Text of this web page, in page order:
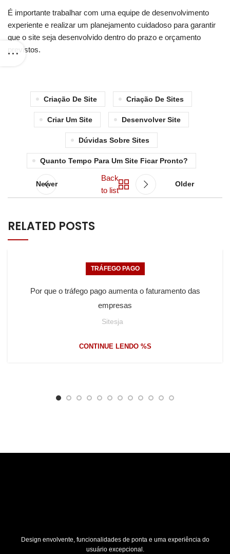
É importante trabalhar com uma equipe de desenvolvimento
experiente e realizar um planejamento cuidadoso para garantir
que o site seja desenvolvido dentro do prazo e orçamento
previstos.
Criação De Site Criação De Sites
Criar Um Site Desenvolver Site
Dúvidas Sobre Sites
Quanto Tempo Para Um Site Ficar Pronto?
Newer
Back
to list
Older
RELATED POSTS
TRÁFEGO PAGO
Por que o tráfego pago aumenta o faturamento das
empresas
Sitesja
CONTINUE LENDO %S
Design envolvente, funcionalidades de ponta e uma experiência do
usuário excepcional.